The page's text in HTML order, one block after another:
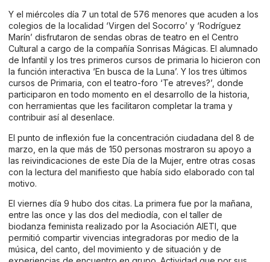
Y el miércoles día 7 un total de 576 menores que acuden a los
colegios de la localidad ‘Virgen del Socorro’ y ‘Rodríguez
Marín’ disfrutaron de sendas obras de teatro en el Centro
Cultural a cargo de la compañía Sonrisas Mágicas. El alumnado
de Infantil y los tres primeros cursos de primaria lo hicieron con
la función interactiva ‘En busca de la Luna’. Y los tres últimos
cursos de Primaria, con el teatro-foro ‘Te atreves?’, donde
participaron en todo momento en el desarrollo de la historia,
con herramientas que les facilitaron completar la trama y
contribuir así al desenlace.
El punto de inflexión fue la concentración ciudadana del 8 de
marzo, en la que más de 150 personas mostraron su apoyo a
las reivindicaciones de este Día de la Mujer, entre otras cosas
con la lectura del manifiesto que había sido elaborado con tal
motivo.
El viernes día 9 hubo dos citas. La primera fue por la mañana,
entre las once y las dos del mediodía, con el taller de
biodanza feminista realizado por la Asociación AIETI, que
permitió compartir vivencias integradoras por medio de la
música, del canto, del movimiento y de situación y de